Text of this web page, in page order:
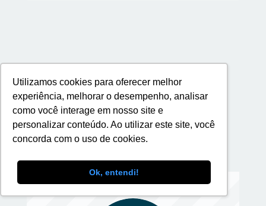
Utilizamos cookies para oferecer melhor
experiência, melhorar o desempenho, analisar
como você interage em nosso site e
personalizar conteúdo. Ao utilizar este site, você
concorda com o uso de cookies.
Ok, entendi!